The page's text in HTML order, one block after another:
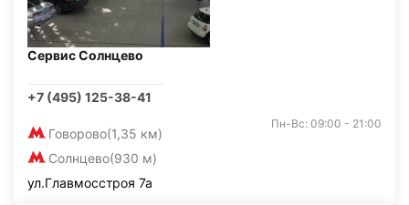
Сервис Солнцево
+7 (495) 125-38-41
Говорово(1,35 км)
Солнцево(930 м)
Пн-Вс: 09:00 - 21:00
ул.Главмосстроя 7а